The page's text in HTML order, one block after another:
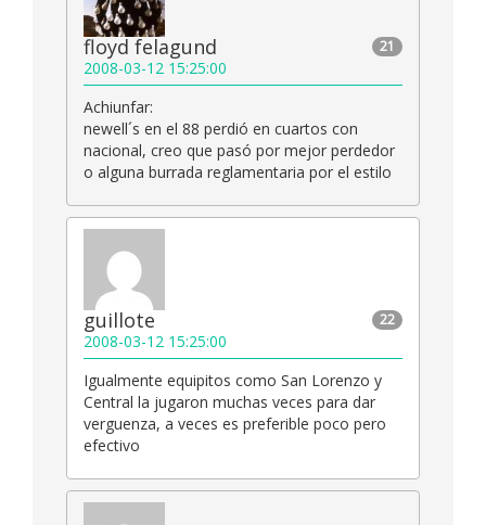
21
floyd felagund
2008-03-12 15:25:00
Achiunfar:
newell´s en el 88 perdió en cuartos con
nacional, creo que pasó por mejor perdedor
o alguna burrada reglamentaria por el estilo
22
guillote
2008-03-12 15:25:00
Igualmente equipitos como San Lorenzo y
Central la jugaron muchas veces para dar
verguenza, a veces es preferible poco pero
efectivo